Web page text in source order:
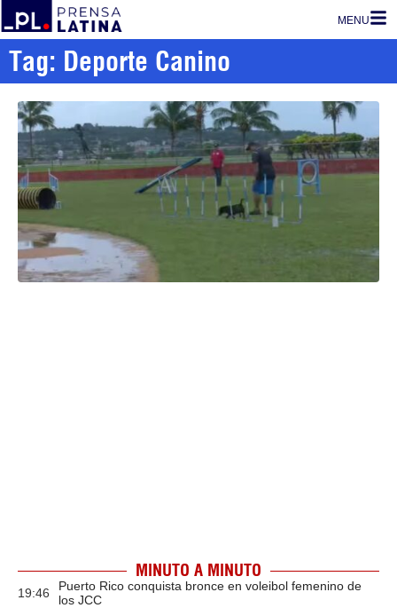
MENU
Tag: Deporte Canino
MINUTO A MINUTO
19:46
Puerto Rico conquista bronce en voleibol femenino de
los JCC